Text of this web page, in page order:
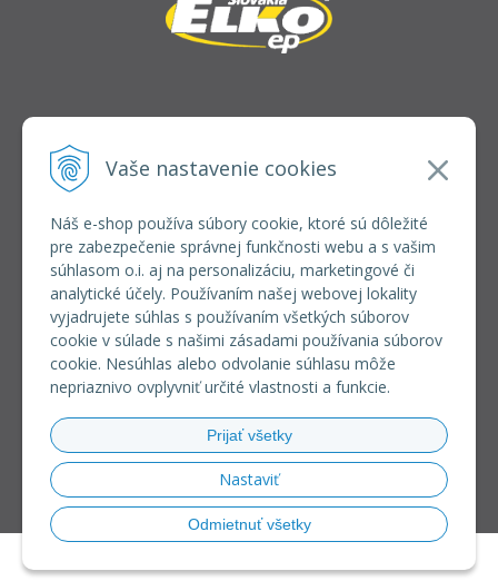
Vaše nastavenie cookies
Náš e-shop používa súbory cookie, ktoré sú dôležité
pre zabezpečenie správnej funkčnosti webu a s vašim
súhlasom o.i. aj na personalizáciu, marketingové či
analytické účely. Používaním našej webovej lokality
vyjadrujete súhlas s používaním všetkých súborov
cookie v súlade s našimi zásadami používania súborov
cookie. Nesúhlas alebo odvolanie súhlasu môže
nepriaznivo ovplyvniť určité vlastnosti a funkcie.
Prijať všetky
Nastaviť
Odmietnuť všetky
INFOLINKA
+421 37 6586 731
VŠETKO O NÁKUPE
REGISTRÁCIA VEĽKOOBCHOD
Formulár na odsúpenie od zmluvy
Doprava a platba
Všeobecné obchodné podmienky
Reklamačný poriadok
Používanie súborov cookies
Riešenie sporov online (RSO)
NextCom s.r.o.